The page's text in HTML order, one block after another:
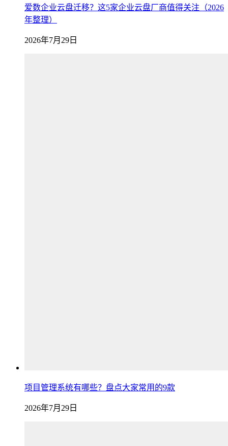
爱数企业云盘迁移？这5家企业云盘厂商值得关注（2026
年整理）
2026年7月29日
项目管理系统有哪些？盘点大家常用的9款
2026年7月29日